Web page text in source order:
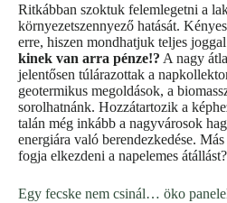
Ritkábban szoktuk felemlegetni a
környezetszennyező hatását.
erre, hiszen mondhatjuk teljes
kinek van arra pénze!? A nagy
jelentősen túlárazottak a
geotermikus megoldások, a
sorolhatnánk. Hozzátartozik a
talán még inkább a nagyvárosok
energiára való berendezkedése.
fogja elkezdeni a napelemes
Egy fecske nem csinál… öko